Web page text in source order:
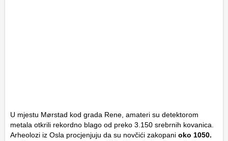
U mjestu Mørstad kod grada Rene, amateri su detektorom
metala otkrili rekordno blago od preko 3.150 srebrnih kovanica.
Arheolozi iz Osla procjenjuju da su novčići zakopani oko 1050.